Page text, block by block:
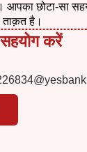
आपका छोटा-सा
ताक़त है।
करें